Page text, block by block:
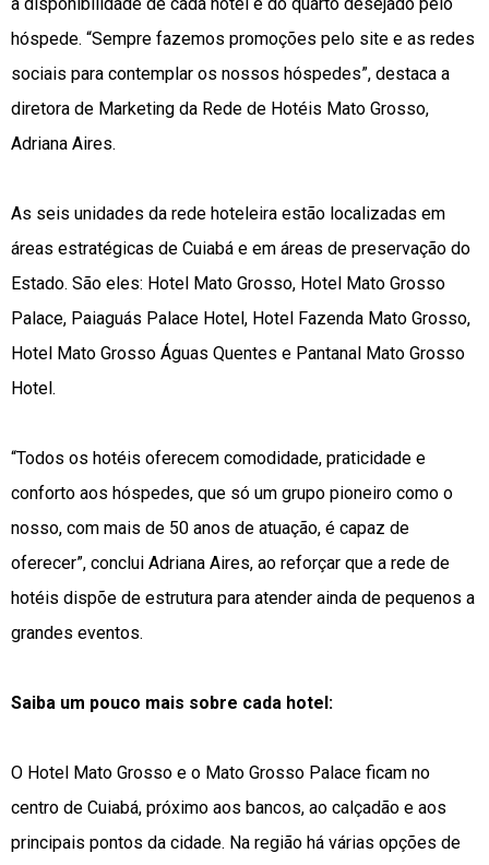
hóspede. “Sempre fazemos promoções pelo site e as redes
sociais para contemplar os nossos hóspedes”, destaca a
diretora de Marketing da Rede de Hotéis Mato Grosso,
Adriana Aires.
As seis unidades da rede hoteleira estão localizadas em
áreas estratégicas de Cuiabá e em áreas de preservação do
Estado. São eles: Hotel Mato Grosso, Hotel Mato Grosso
Palace, Paiaguás Palace Hotel, Hotel Fazenda Mato Grosso,
Hotel Mato Grosso Águas Quentes e Pantanal Mato Grosso
Hotel.
“Todos os hotéis oferecem comodidade, praticidade e
conforto aos hóspedes, que só um grupo pioneiro como o
nosso, com mais de 50 anos de atuação, é capaz de
oferecer”, conclui Adriana Aires, ao reforçar que a rede de
hotéis dispõe de estrutura para atender ainda de pequenos a
grandes eventos.
Saiba um pouco mais sobre cada hotel:
O Hotel Mato Grosso e o Mato Grosso Palace ficam no
centro de Cuiabá, próximo aos bancos, ao calçadão e aos
principais pontos da cidade. Na região há várias opções de